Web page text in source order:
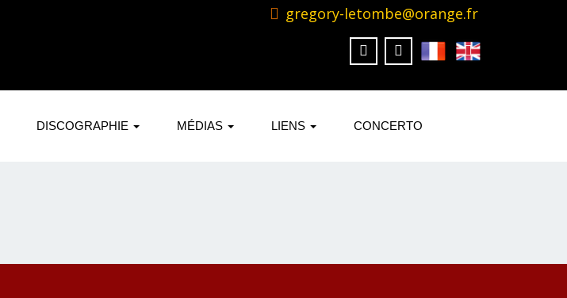
gregory-letombe@orange.fr
DISCOGRAPHIE MÉDIAS LIENS CONCERTO